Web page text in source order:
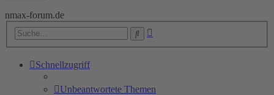
nmax-forum.de
Suche
Schnellzugriff
Unbeantwortete Themen